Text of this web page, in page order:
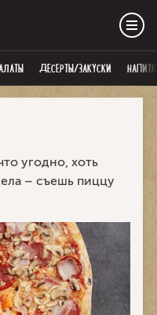
ДЕСЕРТЫ/ЗАКУСКИ
угодно, хоть
– съешь пиццу